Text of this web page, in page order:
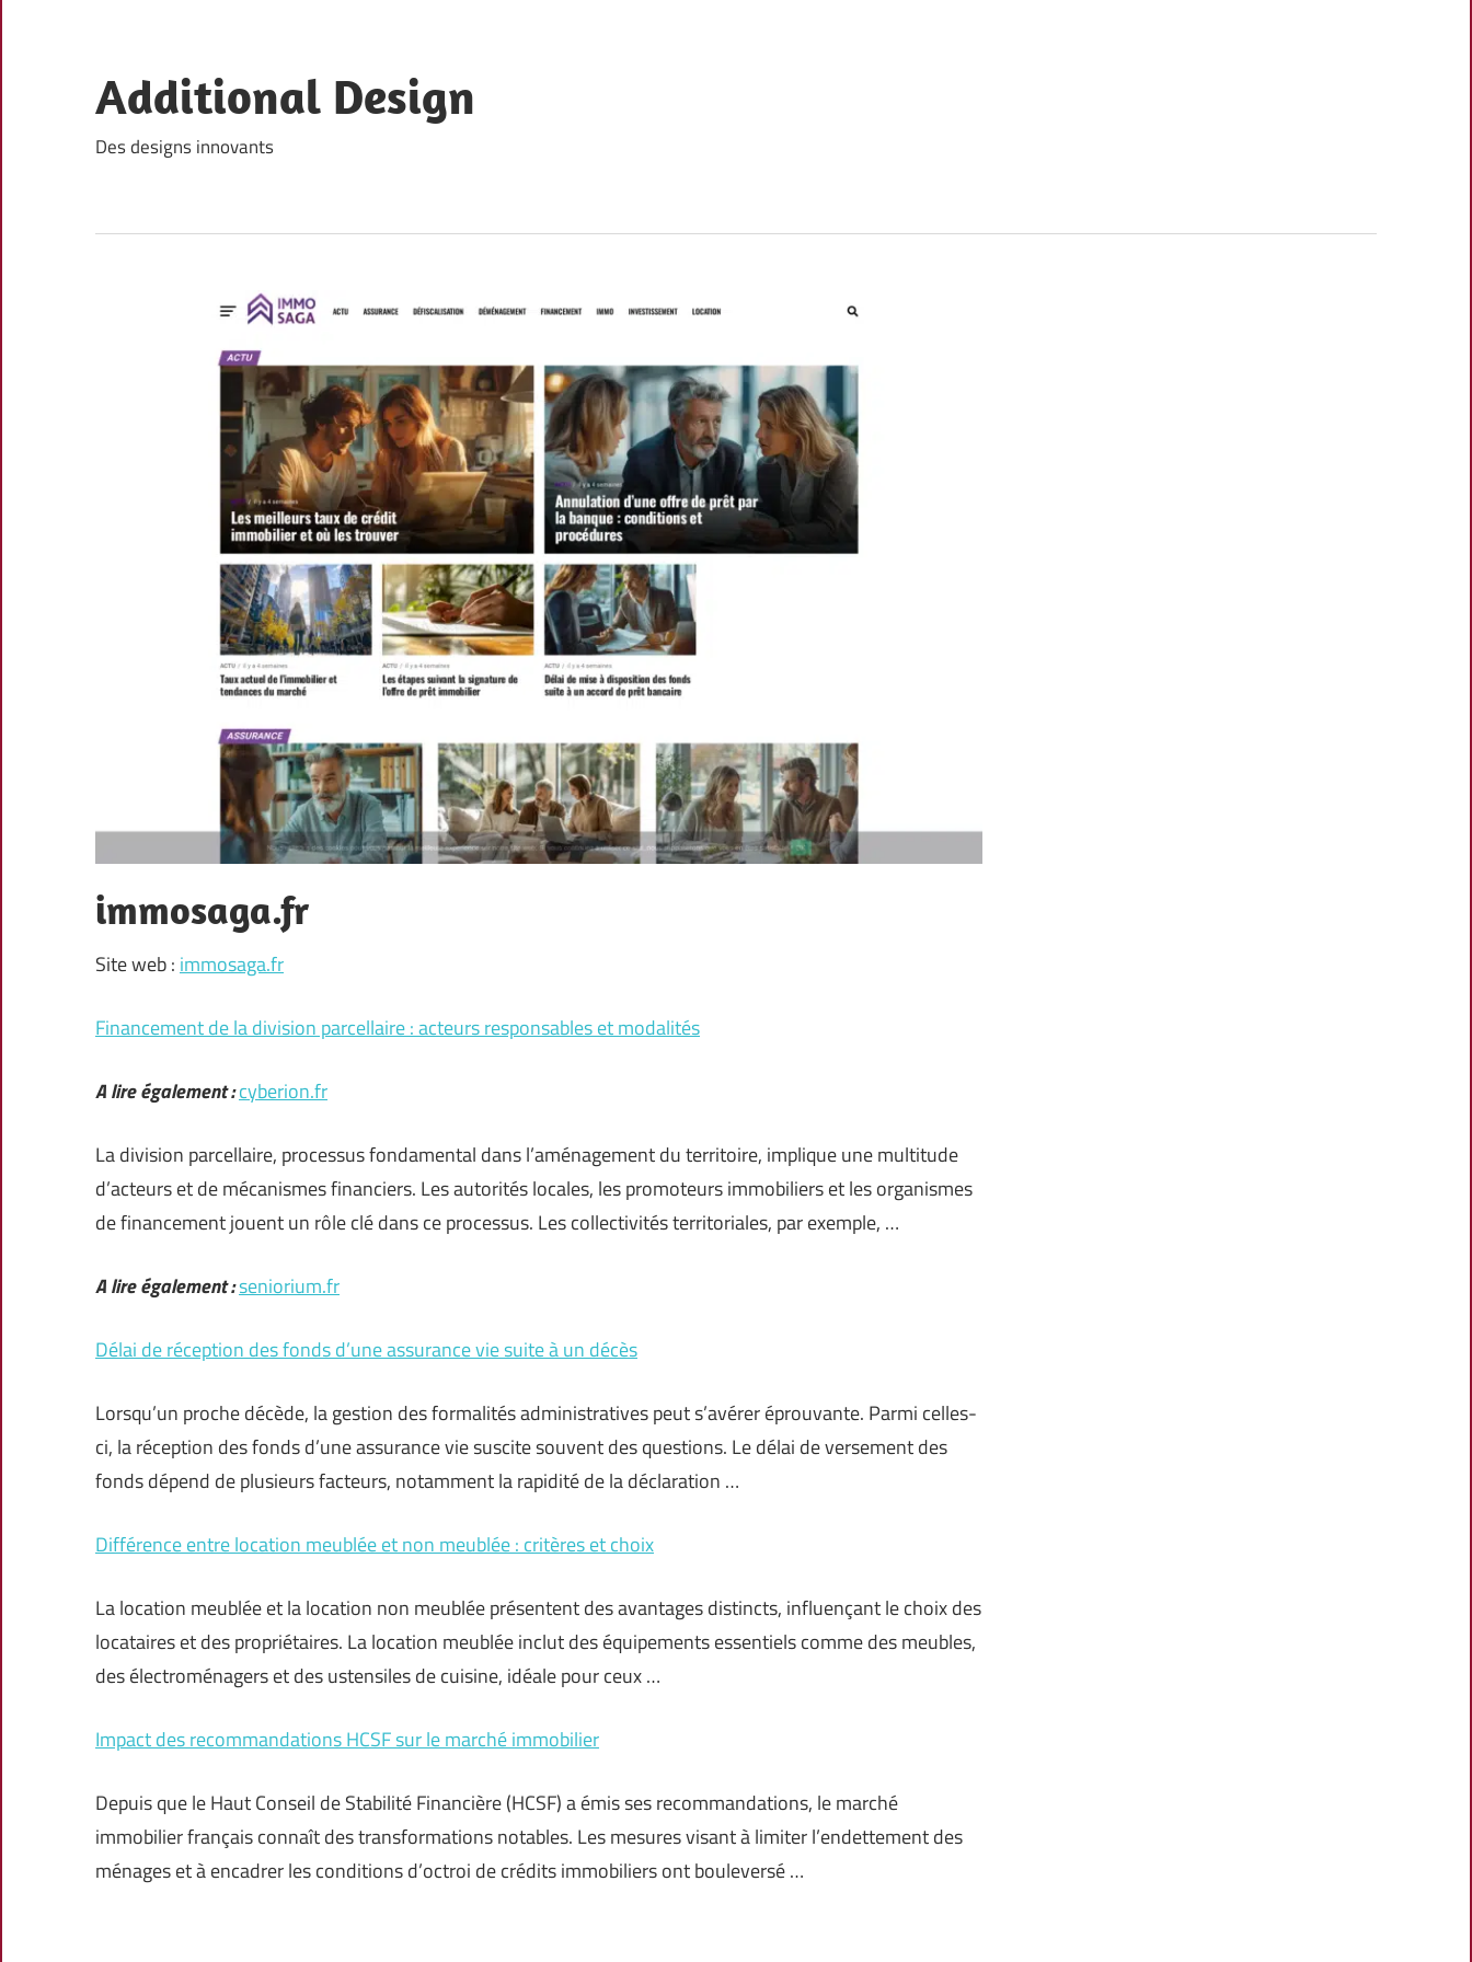
content
Additional Design
Des designs innovants
immosaga.fr
Site web : immosaga.fr
Financement de la division parcellaire : acteurs responsables et modalités
A lire également :cyberion.fr
La division parcellaire, processus fondamental dans l’aménagement du territoire, implique une multitude
d’acteurs et de mécanismes financiers. Les autorités locales, les promoteurs immobiliers et les organismes
de financement jouent un rôle clé dans ce processus. Les collectivités territoriales, par exemple, …
A lire également :seniorium.fr
Délai de réception des fonds d’une assurance vie suite à un décès
Lorsqu’un proche décède, la gestion des formalités administratives peut s’avérer éprouvante. Parmi celles-
ci, la réception des fonds d’une assurance vie suscite souvent des questions. Le délai de versement des
fonds dépend de plusieurs facteurs, notamment la rapidité de la déclaration …
Différence entre location meublée et non meublée : critères et choix
La location meublée et la location non meublée présentent des avantages distincts, influençant le choix des
locataires et des propriétaires. La location meublée inclut des équipements essentiels comme des meubles,
des électroménagers et des ustensiles de cuisine, idéale pour ceux …
Impact des recommandations HCSF sur le marché immobilier
Depuis que le Haut Conseil de Stabilité Financière (HCSF) a émis ses recommandations, le marché
immobilier français connaît des transformations notables. Les mesures visant à limiter l’endettement des
ménages et à encadrer les conditions d’octroi de crédits immobiliers ont bouleversé …